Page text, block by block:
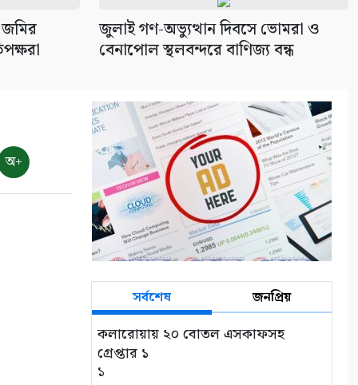
‎জুলাই গণ-অভ্যুত্থান দিবসে ভোমরা ও
বেনাপোল স্থলবন্দরে বাণিজ্য বন্ধ
অ+
সর্বশেষ জনপ্রিয়
কলারোয়ায় ২০ বোতল এসকাফসহ
গ্রেপ্তার ১
১